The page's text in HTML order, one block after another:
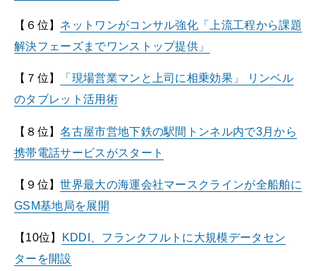
【６位】 ネットワンがコンサル強化「上流工程から課題
解決フェーズまでワンストップ提供」
【７位】
「現場営業マンと上司に相乗効果」 リンベル
のタブレット活用術
【８位】名古屋市営地下鉄の駅間トンネル内で3月から
携帯電話サービスがスタート
【９位】世界最大の海運会社マースクラインが全船舶に
GSM基地局を展開
【10位】
KDDI、フランクフルトに大規模データセン
ターを開設